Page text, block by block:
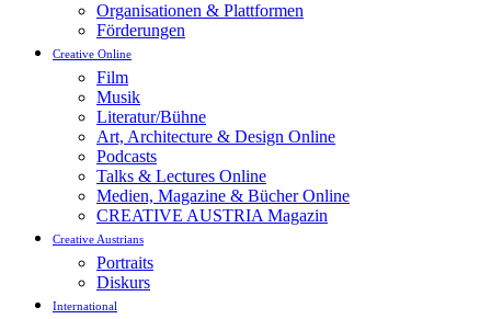
Organisationen & Plattformen
Förderungen
Creative Online
Film
Musik
Literatur/Bühne
Art, Architecture & Design Online
Podcasts
Talks & Lectures Online
Medien, Magazine & Bücher Online
CREATIVE AUSTRIA Magazin
Creative Austrians
Portraits
Diskurs
International